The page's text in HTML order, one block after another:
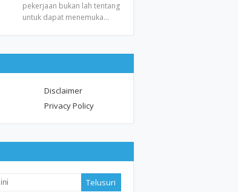
pekerjaan bukan lah tentang
untuk dapat menemuka…
Disclaimer
Privacy Policy